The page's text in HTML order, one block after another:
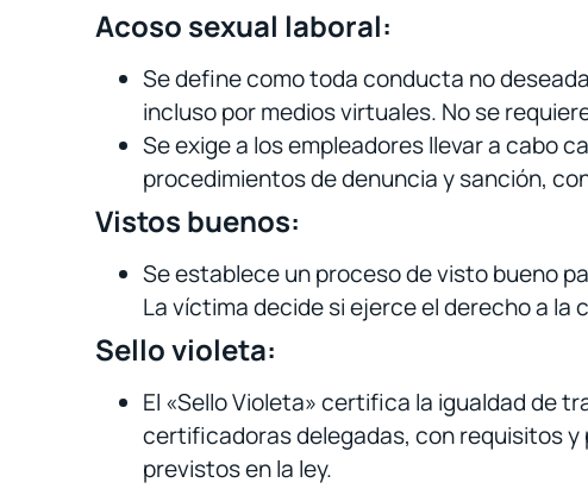
Acoso sexual laboral:
Se define como toda conducta no
incluso por medios virtuales. No se
Se exige a los empleadores llevar a cabo
procedimientos de denuncia y sanción,
Vistos buenos:
Se establece un proceso de visto bueno
La víctima decide si ejerce el derecho a
Sello violeta:
El «Sello Violeta» certifica la igualdad de
certificadoras delegadas, con requisitos y
previstos en la ley.